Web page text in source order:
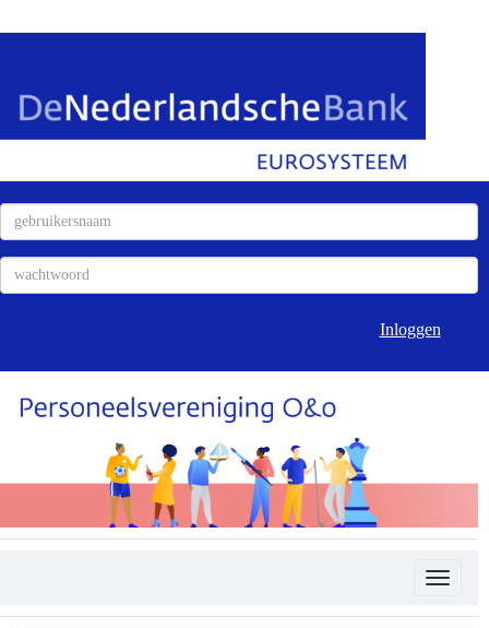
Inloggen
Toggle